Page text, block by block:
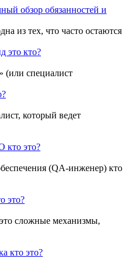
обзор обязанностей и
из тех, что часто остаются
(или специалист
который ведет
(QA-инженер) кто
сложные механизмы,